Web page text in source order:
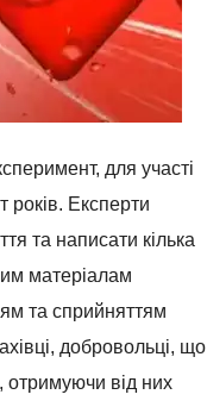
для участі
років. Експерти
та написати кілька
матеріалам
та сприйняттям
добровольці, що
отримуючи від них